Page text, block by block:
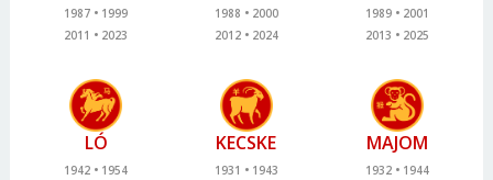
1987
1999
2011
2023
1988
2000
2012
2024
1989
2001
2013
2025
LÓ
1942
1954
KECSKE
1931
1943
MAJOM
1932
1944